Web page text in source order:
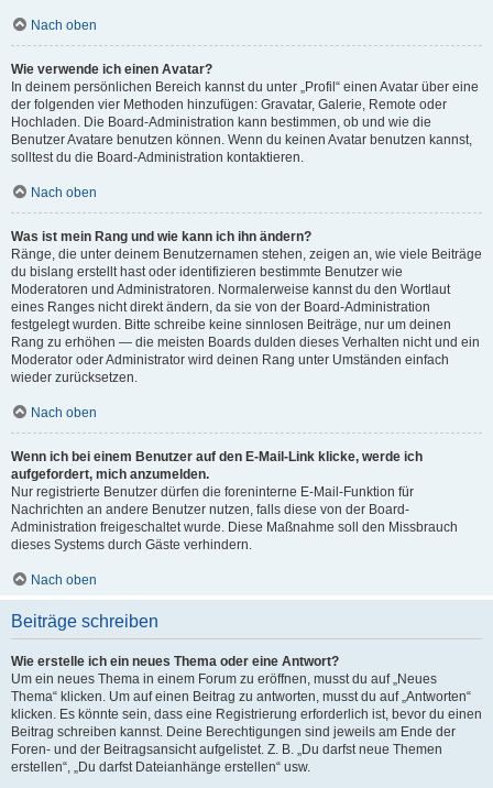
Nach oben
Wie verwende ich einen Avatar?
In deinem persönlichen Bereich kannst du unter „Profil“ einen Avatar über eine
der folgenden vier Methoden hinzufügen: Gravatar, Galerie, Remote oder
Hochladen. Die Board-Administration kann bestimmen, ob und wie die
Benutzer Avatare benutzen können. Wenn du keinen Avatar benutzen kannst,
solltest du die Board-Administration kontaktieren.
Nach oben
Was ist mein Rang und wie kann ich ihn ändern?
Ränge, die unter deinem Benutzernamen stehen, zeigen an, wie viele Beiträge
du bislang erstellt hast oder identifizieren bestimmte Benutzer wie
Moderatoren und Administratoren. Normalerweise kannst du den Wortlaut
eines Ranges nicht direkt ändern, da sie von der Board-Administration
festgelegt wurden. Bitte schreibe keine sinnlosen Beiträge, nur um deinen
Rang zu erhöhen — die meisten Boards dulden dieses Verhalten nicht und ein
Moderator oder Administrator wird deinen Rang unter Umständen einfach
wieder zurücksetzen.
Nach oben
Wenn ich bei einem Benutzer auf den E-Mail-Link klicke, werde ich
aufgefordert, mich anzumelden.
Nur registrierte Benutzer dürfen die foreninterne E-Mail-Funktion für
Nachrichten an andere Benutzer nutzen, falls diese von der Board-
Administration freigeschaltet wurde. Diese Maßnahme soll den Missbrauch
dieses Systems durch Gäste verhindern.
Nach oben
Beiträge schreiben
Wie erstelle ich ein neues Thema oder eine Antwort?
Um ein neues Thema in einem Forum zu eröffnen, musst du auf „Neues
Thema“ klicken. Um auf einen Beitrag zu antworten, musst du auf „Antworten“
klicken. Es könnte sein, dass eine Registrierung erforderlich ist, bevor du einen
Beitrag schreiben kannst. Deine Berechtigungen sind jeweils am Ende der
Foren- und der Beitragsansicht aufgelistet. Z. B. „Du darfst neue Themen
erstellen“, „Du darfst Dateianhänge erstellen“ usw.